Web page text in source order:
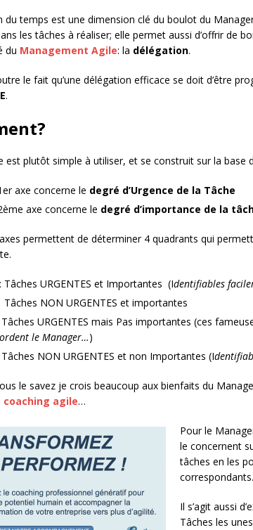
du temps est une dimension clé du boulot du
les tâches à réaliser; elle permet aussi d’offrir de
du Management Agile: la délégation.
le fait qu’une délégation efficace se doit d’être
.
est plutôt simple à utiliser, et se construit sur la base
axe concerne le degré d’Urgence de la Tâche
axe concerne le degré d’importance de la
permettent de déterminer 4 quadrants qui
Tâches URGENTES et Importantes (Identifiables
NON URGENTES et importantes
URGENTES mais Pas importantes (ces
le Manager…)
NON URGENTES et non Importantes (I
le savez je crois beaucoup aux bienfaits du
coaching agile…
Pour le
le concernent
tâches en les
correspondants.
Il s’agit aussi
Tâches les